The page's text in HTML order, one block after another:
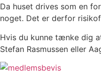
Da huset drives som en
noget. Det er derfor
Hvis du kunne tænke dig
Stefan Rasmussen eller